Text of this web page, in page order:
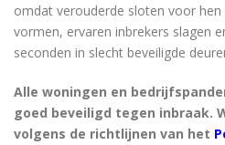
omdat verouderde sloten voor
vormen, ervaren inbrekers slagen
seconden in slecht beveiligde
Alle woningen en
goed beveiligd tegen inbraak.
volgens de richtlijnen van het